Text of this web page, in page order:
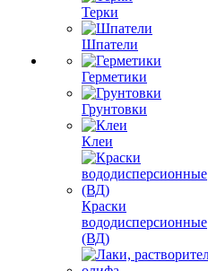
Терки
Шпатели
Герметики
Грунтовки
Клеи
Краски
вододисперсионные
(ВД)